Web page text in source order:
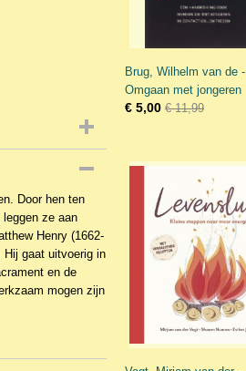
Door hen ten
leggen ze aan
Henry (1662-
Hij gaat uitvoerig in
en de
mogen zijn
Brug, Wilhelm van de -
Omgaan met jongeren
€ 5,00 € 11,99